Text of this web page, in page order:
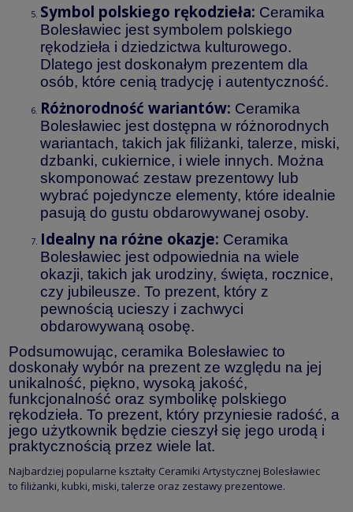
Symbol polskiego rękodzieła: Ceramika
Bolesławiec jest symbolem polskiego
rękodzieła i dziedzictwa kulturowego.
Dlatego jest doskonałym prezentem dla
osób, które cenią tradycję i autentyczność.
Różnorodność wariantów: Ceramika
Bolesławiec jest dostępna w różnorodnych
wariantach, takich jak filiżanki, talerze, miski,
dzbanki, cukiernice, i wiele innych. Można
skomponować zestaw prezentowy lub
wybrać pojedyncze elementy, które idealnie
pasują do gustu obdarowywanej osoby.
Idealny na różne okazje: Ceramika
Bolesławiec jest odpowiednia na wiele
okazji, takich jak urodziny, święta, rocznice,
czy jubileusze. To prezent, który z
pewnością ucieszy i zachwyci
obdarowywaną osobę.
Podsumowując, ceramika Bolesławiec to
doskonały wybór na prezent ze względu na jej
unikalność, piękno, wysoką jakość,
funkcjonalność oraz symbolikę polskiego
rękodzieła. To prezent, który przyniesie radość, a
jego użytkownik będzie cieszył się jego urodą i
praktycznością przez wiele lat.
Najbardziej popularne kształty Ceramiki Artystycznej Bolesławiec
to filiżanki kubki miski talerze oraz zestawy prezentowe.